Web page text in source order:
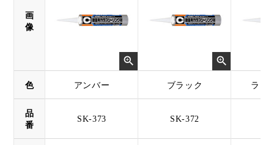
画
像
色 アンバー ブラック ライ
品
番
SK-373 SK-372